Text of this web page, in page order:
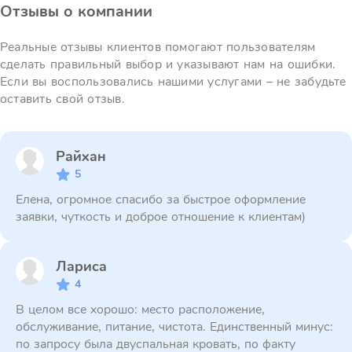
Отзывы о компании
Реальные отзывы клиентов помогают пользователям
сделать правильный выбор и указывают нам на ошибки.
Если вы воспользовались нашими услугами – не забудьте
оставить свой отзыв.
Райхан
5
Елена, огромное спасибо за быстрое оформление
заявки, чуткость и доброе отношение к клиентам)
Лариса
4
В целом все хорошо: место расположение,
обслуживание, питание, чистота. Единственный минус:
по запросу была двуспальная кровать, по факту